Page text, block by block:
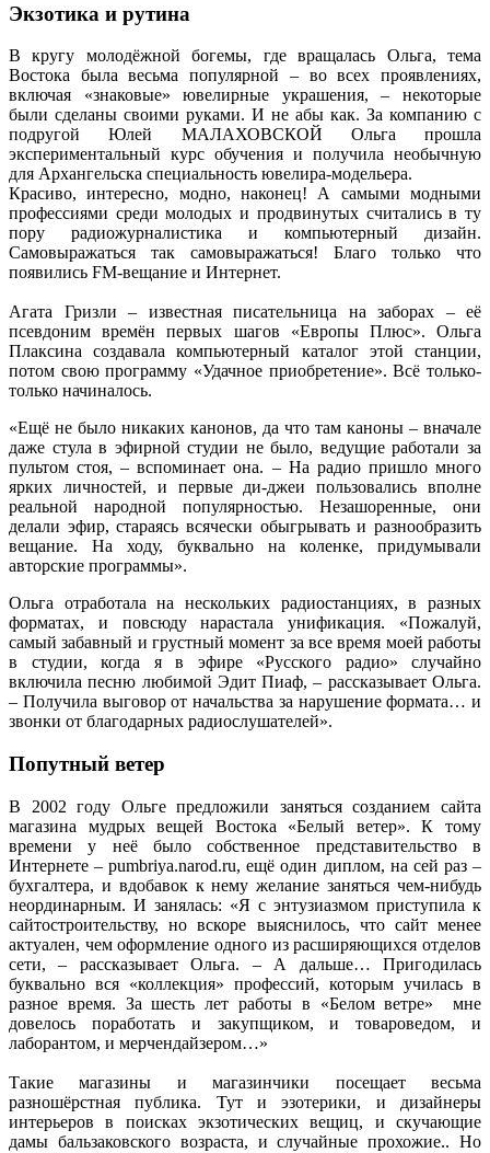
Экзотика и рутина
В кругу молодёжной богемы, где вращалась Ольга, тема
Востока была весьма популярной – во всех проявлениях,
включая «знаковые» ювелирные украшения, – некоторые
были сделаны своими руками. И не абы как. За компанию с
подругой Юлей МАЛАХОВСКОЙ Ольга прошла
экспериментальный курс обучения и получила необычную
для Архангельска специальность ювелира-модельера.
Красиво, интересно, модно, наконец! А самыми модными
профессиями среди молодых и продвинутых считались в ту
пору радиожурналистика и компьютерный дизайн.
Самовыражаться так самовыражаться! Благо только что
появились FM-вещание и Интернет.
Агата Гризли – известная писательница на заборах – её
псевдоним времён первых шагов «Европы Плюс». Ольга
Плаксина создавала компьютерный каталог этой станции,
потом свою программу «Удачное приобретение». Всё только-
только начиналось.
«Ещё не было никаких канонов, да что там каноны – вначале
даже стула в эфирной студии не было, ведущие работали за
пультом стоя, – вспоминает она. – На радио пришло много
ярких личностей, и первые ди-джеи пользовались вполне
реальной народной популярностью. Незашоренные, они
делали эфир, стараясь всячески обыгрывать и разнообразить
вещание. На ходу, буквально на коленке, придумывали
авторские программы».
Ольга отработала на нескольких радиостанциях, в разных
форматах, и повсюду нарастала унификация. «Пожалуй,
самый забавный и грустный момент за все время моей работы
в студии, когда я в эфире «Русского радио» случайно
включила песню любимой Эдит Пиаф, – рассказывает Ольга.
– Получила выговор от начальства за нарушение формата… и
звонки от благодарных радиослушателей».
Попутный ветер
В 2002 году Ольге предложили заняться созданием сайта
магазина мудрых вещей Востока «Белый ветер». К тому
времени у неё было собственное представительство в
Интернете – pumbriya.narod.ru, ещё один диплом, на сей раз –
бухгалтера, и вдобавок к нему желание заняться чем-нибудь
неординарным. И занялась: «Я с энтузиазмом приступила к
сайтостроительству, но вскоре выяснилось, что сайт менее
актуален, чем оформление одного из расширяющихся отделов
сети, – рассказывает Ольга. – А дальше… Пригодилась
буквально вся «коллекция» профессий, которым училась в
разное время. За шесть лет работы в «Белом ветре» мне
довелось поработать и закупщиком, и товароведом, и
лаборантом, и мерчендайзером…»
Такие магазины и магазинчики посещает весьма
разношёрстная публика. Тут и эзотерики, и дизайнеры
интерьеров в поисках экзотических вещиц, и скучающие
дамы бальзаковского возраста, и случайные прохожие.. Но